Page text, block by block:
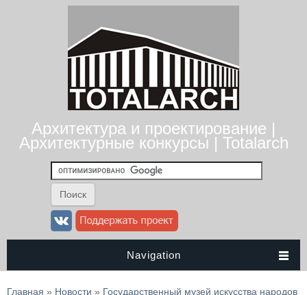
Архитектура и проектирование |
Архитектурные конкурсы | Totalarch
Navigation
Вы здесь
Главная » Новости » Государственный музей искусства народов